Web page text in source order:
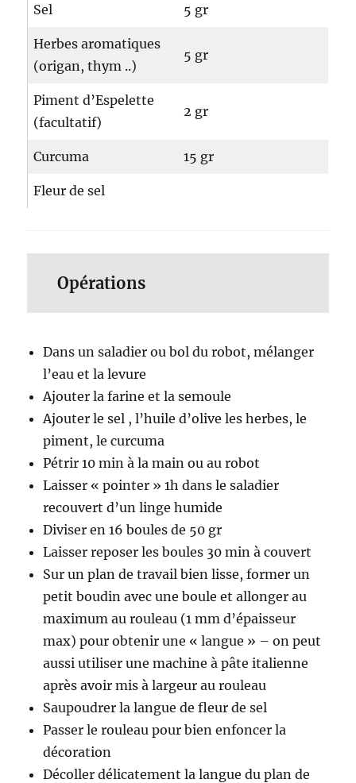
Sel 5 gr
Herbes aromatiques
(origan, thym ..)
5 gr
Piment d’Espelette
(facultatif)
2 gr
Curcuma 15 gr
Fleur de sel
Opérations
Dans un saladier ou bol du robot, mélanger
l’eau et la levure
Ajouter la farine et la semoule
Ajouter le sel , l’huile d’olive les herbes, le
piment, le curcuma
Pétrir 10 min à la main ou au robot
Laisser « pointer » 1h dans le saladier
recouvert d’un linge humide
Diviser en 16 boules de 50 gr
Laisser reposer les boules 30 min à couvert
Sur un plan de travail bien lisse, former un
petit boudin avec une boule et allonger au
maximum au rouleau (1 mm d’épaisseur
max) pour obtenir une « langue » – on peut
aussi utiliser une machine à pâte italienne
après avoir mis à largeur au rouleau
Saupoudrer la langue de fleur de sel
Passer le rouleau pour bien enfoncer la
décoration
Décoller délicatement la langue du plan de